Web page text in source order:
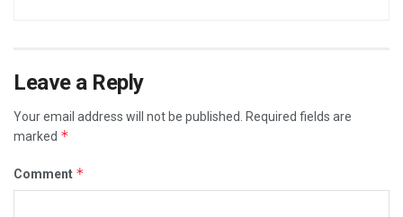
Leave a Reply
Your email address will not be published.
Required fields are
marked *
Comment *